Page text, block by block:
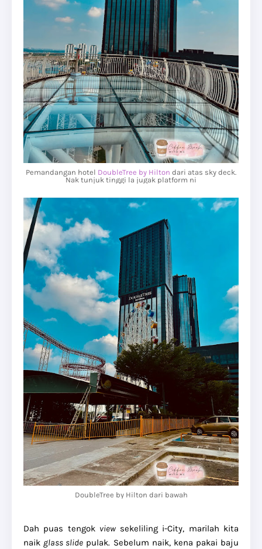
Pemandangan hotel DoubleTree by Hilton dari atas sky deck.
Nak tunjuk tinggi la jugak platform ni
DoubleTree by Hilton dari bawah
Dah puas tengok viewsekeliling i-City, marilah kita
naik glass slide pulak. Sebelum naik, kena pakai baju